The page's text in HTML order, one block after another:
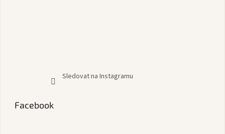
Sledovat na Instagramu
Facebook